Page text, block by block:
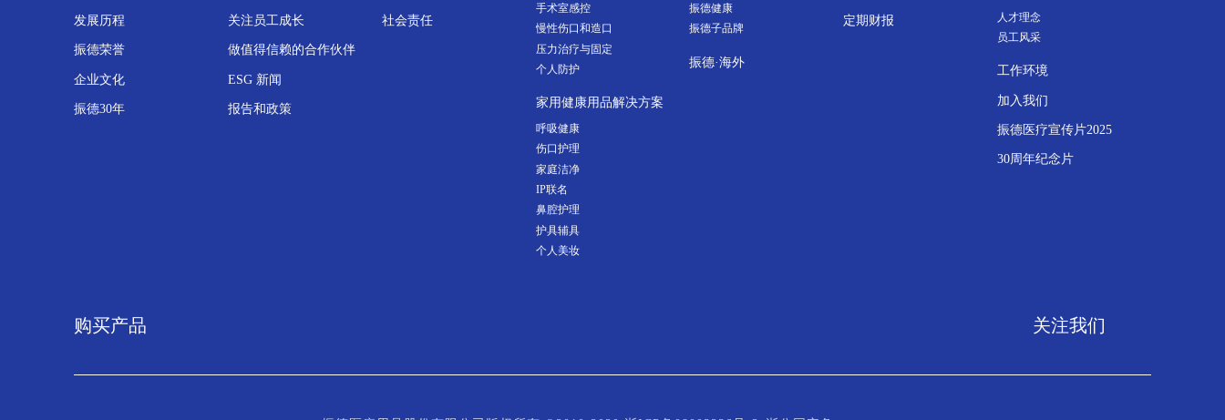
发展历程
振德荣誉
企业文化
振德30年
关注员工成长
做值得信赖的合作伙伴
ESG 新闻
报告和政策
社会责任
手术室感控
慢性伤口和造口
压力治疗与固定
个人防护
家用健康用品解决方案
呼吸健康
伤口护理
家庭洁净
IP联名
鼻腔护理
护具辅具
个人美妆
振德健康
振德子品牌
振德·海外
定期财报
人才理念
员工风采
工作环境
加入我们
振德医疗宣传片2025
30周年纪念片
购买产品 关注我们